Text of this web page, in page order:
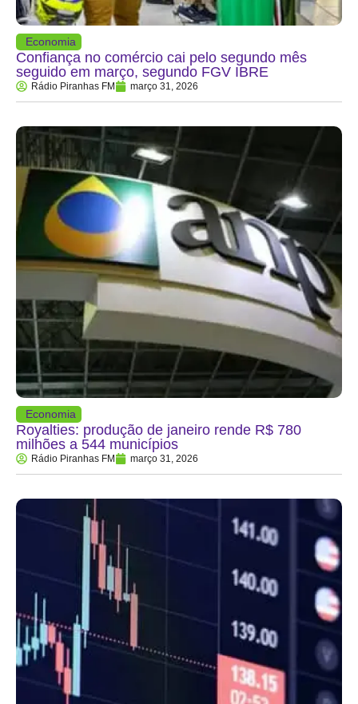
Economia
Confiança no comércio cai pelo segundo mês
seguido em março, segundo FGV IBRE
Rádio Piranhas FM março 31, 2026
Economia
Royalties: produção de janeiro rende R$ 780
milhões a 544 municípios
Rádio Piranhas FM março 31, 2026